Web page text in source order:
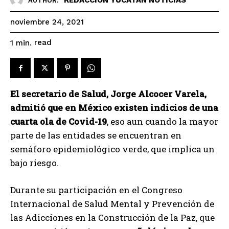
noviembre 24, 2021
1 min. read
El secretario de Salud, Jorge Alcocer Varela,
admitió que en México existen indicios de una
cuarta ola de Covid-19, eso aun cuando la mayor
parte de las entidades se encuentran en
semáforo epidemiológico verde, que implica un
bajo riesgo.
Durante su participación en el Congreso
Internacional de Salud Mental y Prevención de
las Adicciones en la Construcción de la Paz, que